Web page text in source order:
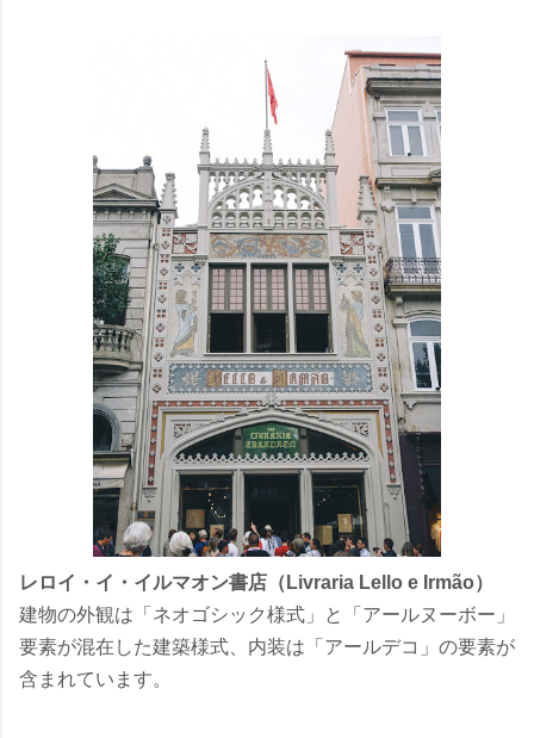
レロイ・イ・イルマオン書店（Livraria Lello e Irmão）
建物の外観は「ネオゴシック様式」と「アールヌーボー」
要素が混在した建築様式、内装は「アールデコ」の要素が
含まれています。